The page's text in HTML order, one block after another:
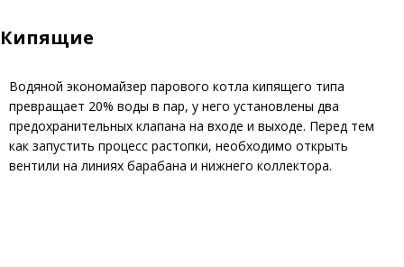
Кипящие
Водяной экономайзер парового котла кипящего типа
превращает 20% воды в пар, у него установлены два
предохранительных клапана на входе и выходе. Перед тем
как запустить процесс растопки, необходимо открыть
вентили на линиях барабана и нижнего коллектора.